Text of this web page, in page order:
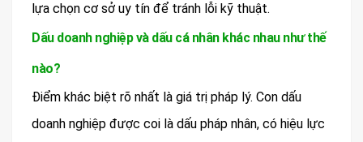
lựa chọn cơ sở uy tín để tránh lỗi kỹ thuật.
Dấu doanh nghiệp và dấu cá nhân khác nhau như thế
nào?
Điểm khác biệt rõ nhất là giá trị pháp lý. Con dấu
doanh nghiệp được coi là dấu pháp nhân, có hiệu lực